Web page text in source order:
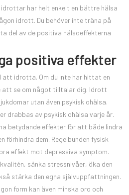
har helt enkelt en bättre hälsa
idrott. Du behöver inte träna på
del av de positiva hälsoeffekterna
positiva effekter
att idrotta. Om du inte har hittat en
att se om något tilltalar dig. Idrott
utan även psykisk ohälsa.
drabbas av psykisk ohälsa varje år.
betydande effekter för att både lindra
förhindra dem. Regelbunden fysisk
effekt mot depressiva symptom.
sänka stressnivåer, öka den
stärka den egna självuppfattningen.
form kan även minska oro och